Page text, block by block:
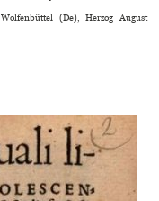
(De), Herzog August